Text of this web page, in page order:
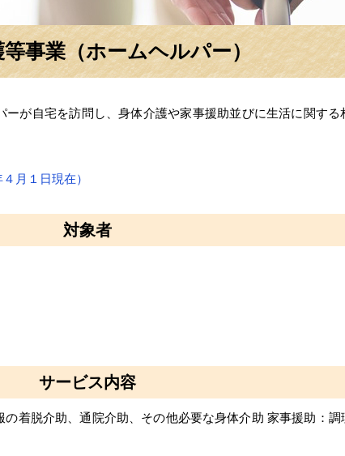
事業（ホームヘルパー）
が自宅を訪問し、身体介護や家事援助並びに生活に関する
月１日現在）
対象者
サービス内容
着脱介助、通院介助、その他必要な身体介助 家事援助：調